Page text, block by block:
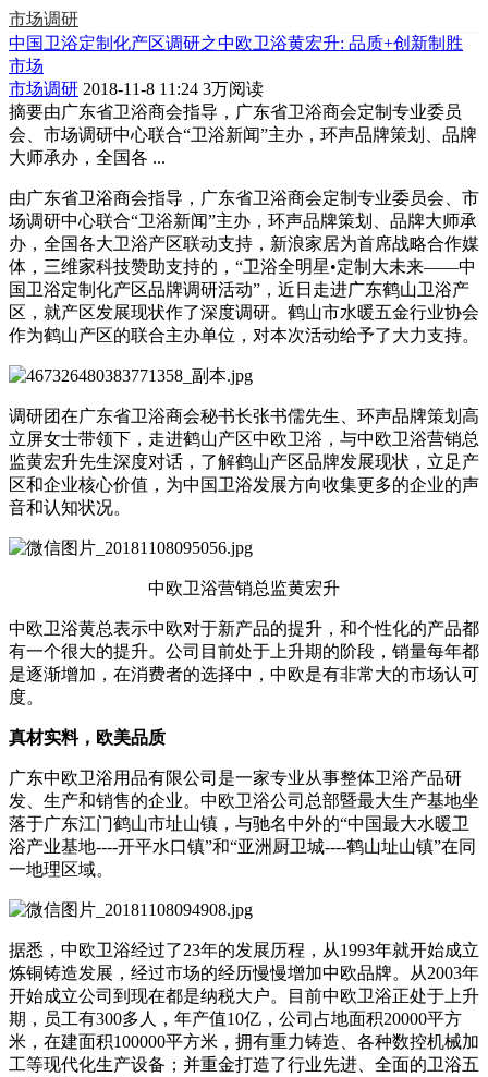
市场调研
中国卫浴定制化产区调研之中欧卫浴黄宏升: 品质+创新制胜
市场
市场调研 2018-11-8 11:24 3万阅读
摘要由广东省卫浴商会指导，广东省卫浴商会定制专业委员
会、市场调研中心联合“卫浴新闻”主办，环声品牌策划、品牌
大师承办，全国各 ...
由广东省卫浴商会指导，广东省卫浴商会定制专业委员会、市
场调研中心联合“卫浴新闻”主办，环声品牌策划、品牌大师承
办，全国各大卫浴产区联动支持，新浪家居为首席战略合作媒
体，三维家科技赞助支持的，“卫浴全明星•定制大未来——中
国卫浴定制化产区品牌调研活动”，近日走进广东鹤山卫浴产
区，就产区发展现状作了深度调研。鹤山市水暖五金行业协会
作为鹤山产区的联合主办单位，对本次活动给予了大力支持。
调研团在广东省卫浴商会秘书长张书儒先生、环声品牌策划高
立屏女士带领下，走进鹤山产区中欧卫浴，与中欧卫浴营销总
监黄宏升先生深度对话，了解鹤山产区品牌发展现状，立足产
区和企业核心价值，为中国卫浴发展方向收集更多的企业的声
音和认知状况。
中欧卫浴营销总监黄宏升
中欧卫浴黄总表示中欧对于新产品的提升，和个性化的产品都
有一个很大的提升。公司目前处于上升期的阶段，销量每年都
是逐渐增加，在消费者的选择中，中欧是有非常大的市场认可
度。
真材实料，欧美品质
广东中欧卫浴用品有限公司是一家专业从事整体卫浴产品研
发、生产和销售的企业。中欧卫浴公司总部暨最大生产基地坐
落于广东江门鹤山市址山镇，与驰名中外的“中国最大水暖卫
浴产业基地----开平水口镇”和“亚洲厨卫城----鹤山址山镇”在同
一地理区域。
据悉，中欧卫浴经过了23年的发展历程，从1993年就开始成立
炼铜铸造发展，经过市场的经历慢慢增加中欧品牌。从2003年
开始成立公司到现在都是纳税大户。目前中欧卫浴正处于上升
期，员工有300多人，年产值10亿，公司占地面积20000平方
米，在建面积100000平方米，拥有重力铸造、各种数控机械加
工等现代化生产设备；并重金打造了行业先进、全面的卫浴五